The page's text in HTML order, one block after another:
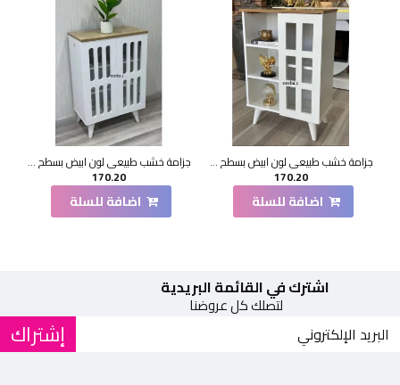
جزامة خشب طبيعي لون ابيض بسطح بيج1 باب 60*33*90 سم
170.20
اضافة للسلة
جزامة خشب طبيعي لون ابيض بسطح بيج2 باب 60*33*90 سم
170.20
اضافة للسلة
اشترك في القائمة البريدية
لتصلك كل عروضنا
إشتراك